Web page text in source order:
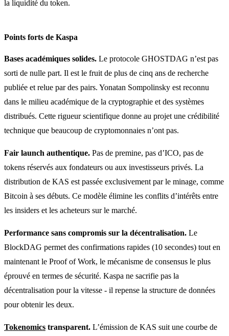
la liquidité du token.
Points forts de Kaspa
Bases académiques solides. Le protocole GHOSTDAG n’est pas
sorti de nulle part. Il est le fruit de plus de cinq ans de recherche
publiée et relue par des pairs. Yonatan Sompolinsky est reconnu
dans le milieu académique de la cryptographie et des systèmes
distribués. Cette rigueur scientifique donne au projet une crédibilité
technique que beaucoup de cryptomonnaies n’ont pas.
Fair launch authentique. Pas de premine, pas d’ICO, pas de
tokens réservés aux fondateurs ou aux investisseurs privés. La
distribution de KAS est passée exclusivement par le minage, comme
Bitcoin à ses débuts. Ce modèle élimine les conflits d’intérêts entre
les insiders et les acheteurs sur le marché.
Performance sans compromis sur la décentralisation. Le
BlockDAG permet des confirmations rapides (10 secondes) tout en
maintenant le Proof of Work, le mécanisme de consensus le plus
éprouvé en termes de sécurité. Kaspa ne sacrifie pas la
décentralisation pour la vitesse - il repense la structure de données
pour obtenir les deux.
Tokenomics transparent. L’émission de KAS suit une courbe de